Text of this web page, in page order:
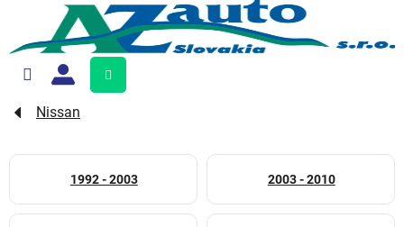
obsah
Nákupný
košík
Nissan
1992 - 2003 2003 - 2010